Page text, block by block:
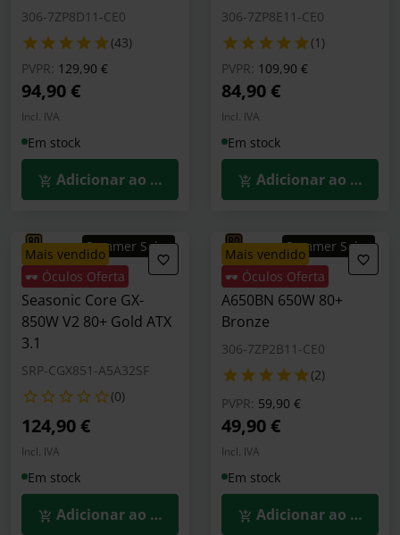
306-7ZP8D11-CE0
(43)
PVPR: Preço reduzido de
129,90 €para
94,90 €
Incl. IVA
Em stock
Adicionar ao Carrinho
306-7ZP8E11-CE0
(1)
PVPR: Preço reduzido de
109,90 €para
84,90 €
Incl. IVA
Em stock
Adicionar ao
mais vendido
🕶️ Óculos Oferta
Summer Sales
Fonte Modular
Seasonic Core GX-
850W V2 80+ Gold ATX
3.1
SRP-CGX851-A5A32SF
(0)
124,90 €
Incl. IVA
Em stock
Adicionar ao Carrinho
mais vendido
🕶️ Óculos Oferta
Summer Sales
Fonte MSI MAG
A650BN 650W 80+
Bronze
306-7ZP2B11-CE0
(2)
PVPR: Preço reduzido de
59,90 €para
49,90 €
Incl. IVA
Em stock
Adicionar ao